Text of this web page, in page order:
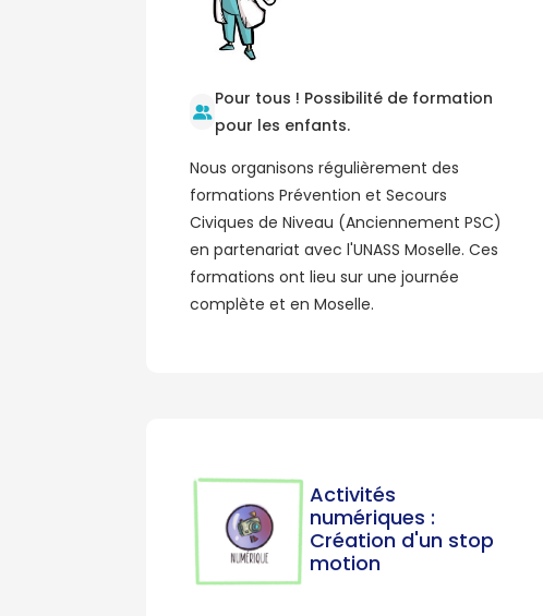
Pour tous ! Possibilité de formation
pour les enfants.
Nous organisons régulièrement des
formations Prévention et Secours
Civiques de Niveau (Anciennement PSC)
en partenariat avec l'UNASS Moselle. Ces
formations ont lieu sur une journée
complète et en Moselle.
Activités
numériques :
Création d'un stop
motion